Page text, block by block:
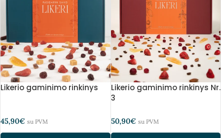
Likerio gaminimo rinkinys
45,90€ su PVM
Likerio gaminimo rinkinys Nr.
3
50,90€ su PVM